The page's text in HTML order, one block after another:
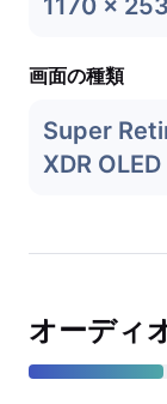
1170 x
画面の種類
Super
XDR OLED
オーディ